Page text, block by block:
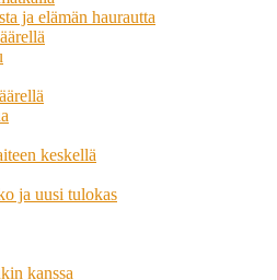
ja elämän haurautta
keskellä
ja uusi tulokas
kanssa